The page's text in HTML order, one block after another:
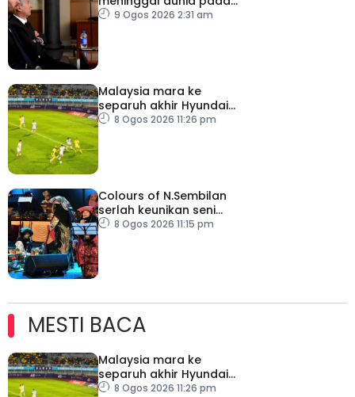
usia 68 tahun
9 Ogos 2026 2:31 am
Malaysia mara ke
separuh akhir Hyundai
ASEAN Cup
8 Ogos 2026 11:26 pm
Colours of N.Sembilan
serlah keunikan seni
budaya negeri beradat
8 Ogos 2026 11:15 pm
MESTI BACA
Malaysia mara ke
separuh akhir Hyundai
ASEAN Cup
8 Ogos 2026 11:26 pm